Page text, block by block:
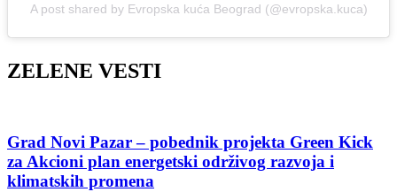
A post shared by Evropska kuća Beograd (@evropska.kuca)
ZELENE VESTI
Grad Novi Pazar – pobednik projekta Green Kick
za Akcioni plan energetski održivog razvoja i
klimatskih promena